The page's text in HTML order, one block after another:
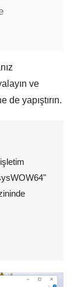
ve
de yapıştırın.
"